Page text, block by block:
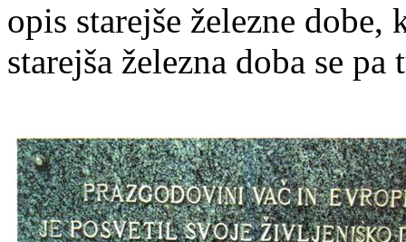
opis starejše železne
starejša železna doba se